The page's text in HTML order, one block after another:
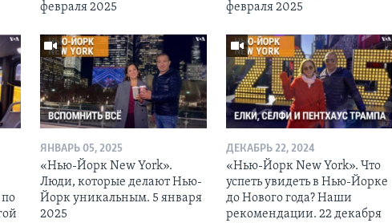
февраля 2025
февраля 2025
ЯНВАРЬ 05, 2025
«Нью-Йорк New York».
Люди, которые делают Нью-
Йорк уникальным. 5 января
2025
ДЕКАБРЬ 22, 2024
«Нью-Йорк New York». Что
успеть увидеть в Нью-Йорке
до Нового года? Наши
рекомендации. 22 декабря